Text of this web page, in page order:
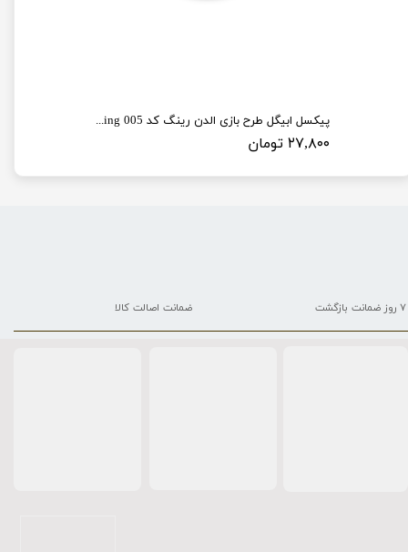
پیکسل ابیگل طرح بازی الدن رینگ کد elden ring 005
۲۷,۸۰۰ تومان
۷ روز ضمانت بازگشت ضمانت اصالت کالا